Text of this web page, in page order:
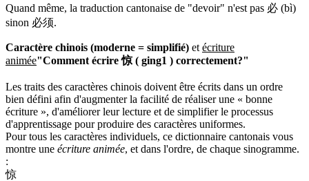
Quand même, la traduction cantonaise de "devoir" n'est pas 必 (bì)
sinon 必须.
Caractère chinois (moderne = simplifié) et écriture
animée"Comment écrire 惊 ( ging1 ) correctement?"
Les traits des caractères chinois doivent être écrits dans un ordre
bien défini afin d'augmenter la facilité de réaliser une « bonne
écriture », d'améliorer leur lecture et de simplifier le processus
d'apprentissage pour produire des caractères uniformes.
Pour tous les caractères individuels, ce dictionnaire cantonais vous
montre une écriture animée, et dans l'ordre, de chaque sinogramme.
:
惊